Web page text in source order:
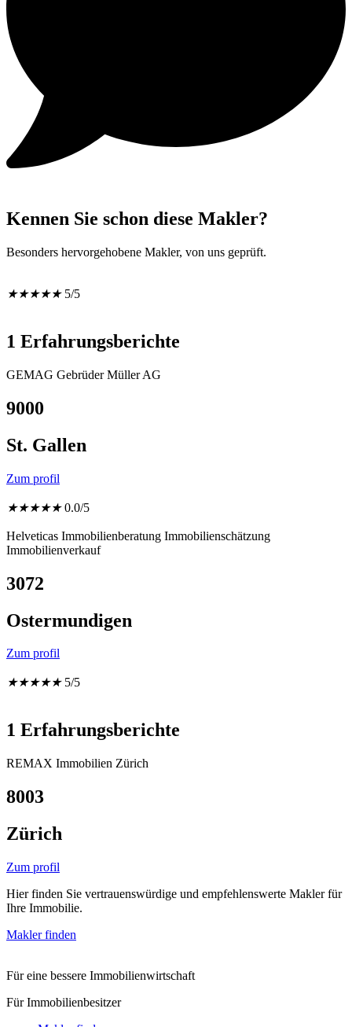
Kennen Sie schon diese Makler?
Besonders hervorgehobene Makler, von uns geprüft.
★★★★★ 5/5
1 Erfahrungsberichte
GEMAG Gebrüder Müller AG
9000
St. Gallen
Zum profil
★★★★★ 0.0/5
Helveticas Immobilienberatung Immobilienschätzung
Immobilienverkauf
3072
Ostermundigen
Zum profil
★★★★★ 5/5
1 Erfahrungsberichte
REMAX Immobilien Zürich
8003
Zürich
Zum profil
Hier finden Sie vertrauenswürdige und empfehlenswerte Makler für
Ihre Immobilie.
Makler finden
Für eine bessere Immobilienwirtschaft
Für Immobilienbesitzer